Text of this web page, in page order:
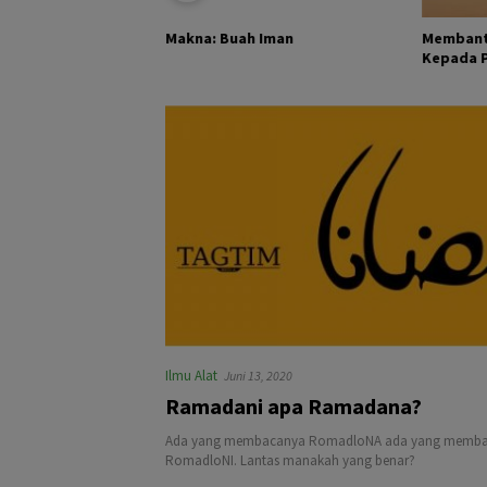
Makna: Buah Iman
Kepada
Ilmu Alat Juni 13, 2020
Ramadani apa Ramadana?
Ada yang membacanya RomadloNA ada yang
RomadloNI. Lantas manakah yang benar?